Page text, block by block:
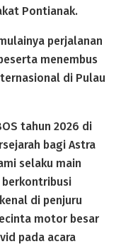
Pontianak.
perjalanan
menembus
di Pulau
tahun 2026 di
bagi Astra
selaku main
di penjuru
motor besar
pada acara